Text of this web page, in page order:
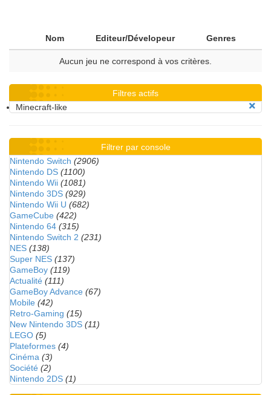
Nom Editeur/Dévelopeur Genres
Aucun jeu ne correspond à vos critères.
Filtres actifs
Minecraft-like
Filtrer par console
Nintendo Switch (2906)
Nintendo DS (1100)
Nintendo Wii (1081)
Nintendo 3DS (929)
Nintendo Wii U (682)
GameCube (422)
Nintendo 64 (315)
Nintendo Switch 2 (231)
NES (138)
Super NES (137)
GameBoy (119)
Actualité (111)
GameBoy Advance (67)
Mobile (42)
Retro-Gaming (15)
New Nintendo 3DS (11)
LEGO (5)
Plateformes (4)
Cinéma (3)
Société (2)
Nintendo 2DS (1)